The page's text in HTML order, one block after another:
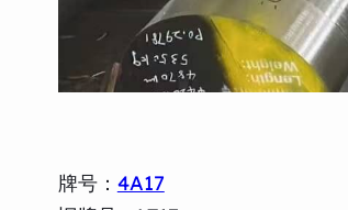
牌号： 4A17